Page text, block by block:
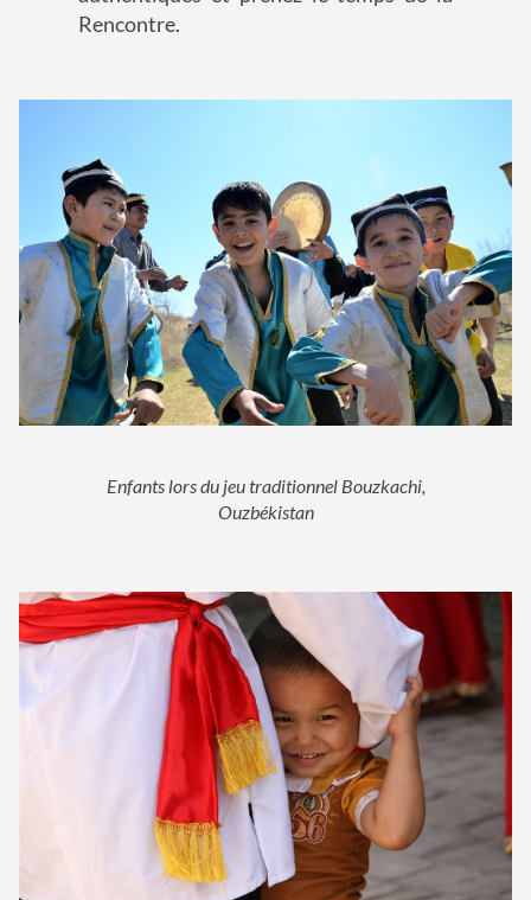
Rencontre.
Enfants lors du jeu traditionnel Bouzkachi,
Ouzbékistan